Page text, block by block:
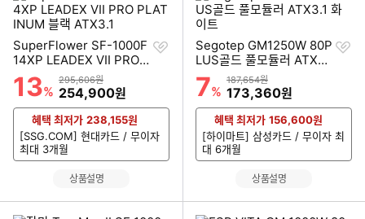
SuperFlower SF-1000F
14XP LEADEX VII PRO
PLATINUM 블랙 ATX3.1
할인률
13%
상품금액
295,606원
할인금액
254,900원
찜
혜택 최저가 238,155원
[SSG.COM] 현대카드 / 무이자
최대 3개월
상품설명
Segotep GM1250W 80P
LUS골드 풀모듈러 ATX3.
1 화이트
할인률
7%
상품금액
187,654원
할인금액
173,360원
찜
혜택 최저가 156,600원
[하이마트] 삼성카드 / 무이자 최
대 6개월
상품설명